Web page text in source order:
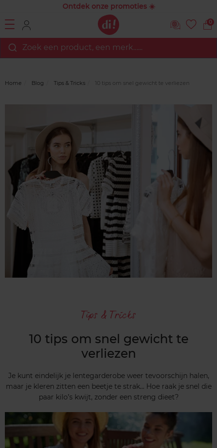
Ontdek onze promoties ☀️
0
Zoek een product, een merk…...
Home Blog Tips & Tricks 10 tips om snel gewicht te verliezen
Tips & Tricks
10 tips om snel gewicht te
verliezen
Je kunt eindelijk je lentegarderobe weer tevoorschijn halen,
maar je kleren zitten een beetje te strak... Hoe raak je snel die
paar kilo’s kwijt, zonder een streng dieet?